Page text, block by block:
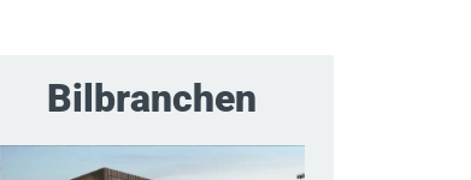
Bilbranchen